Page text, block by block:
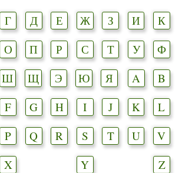
Г Д Е Ж З И
К
О П Р С Т У
Ф
Ш Щ Э Ю Я A
B
F G H I J K
L
P Q R S T U
V
X Y Z